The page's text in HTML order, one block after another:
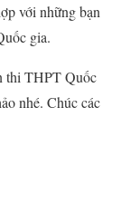
với những bạn
gia.
thi THPT Quốc
nhé. Chúc các